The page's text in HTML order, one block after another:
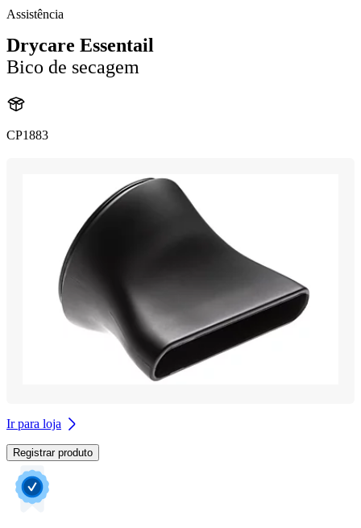
Assistência
Drycare Essentail
Bico de secagem
CP1883
Ir para loja
Registrar produto